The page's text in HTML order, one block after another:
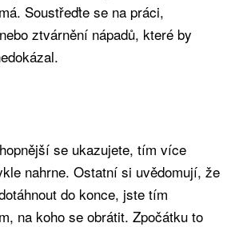
Soustřeďte se na práci,
ztvárnění nápadů, které by
se ukazujete, tím více
nahrne. Ostatní si uvědomují, že
do konce, jste tím
na koho se obrátit. Zpočátku to